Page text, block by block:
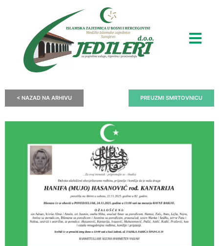
< NAZAD NA ARHIVU PREUZMI SMRTOVNICU